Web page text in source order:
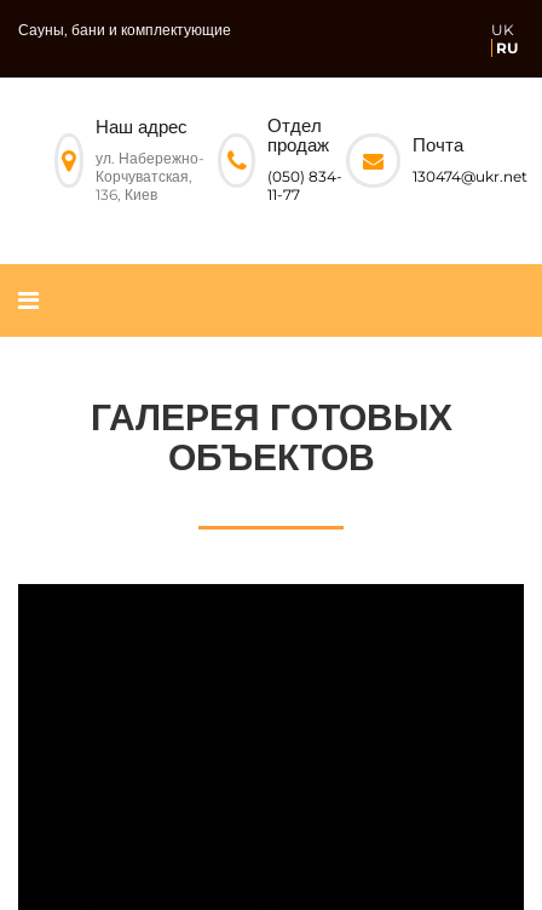
Сауны, бани и комплектующие
UK
RU
Наш адрес
ул. Набережно-
Корчуватская,
136, Киев
Отдел
продаж
(050) 834-
11-77
Почта
130474@ukr.net
ГАЛЕРЕЯ ГОТОВЫХ
ОБЪЕКТОВ